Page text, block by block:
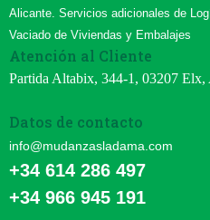
Alicante. Servicios adicionales de
Vaciado de Viviendas y Embalajes
Atención al Cliente
Partida Altabix, 344-1, 03207 Elx,
Datos de contacto
info@mudanzasladama.com
+34 614 286 497
+34 966 945 191